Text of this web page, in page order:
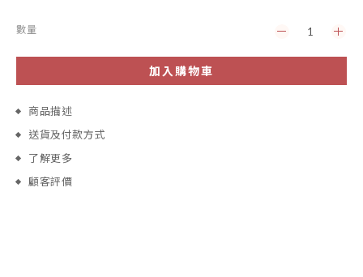
數量
加入購物車
商品描述
送貨及付款方式
了解更多
顧客評價